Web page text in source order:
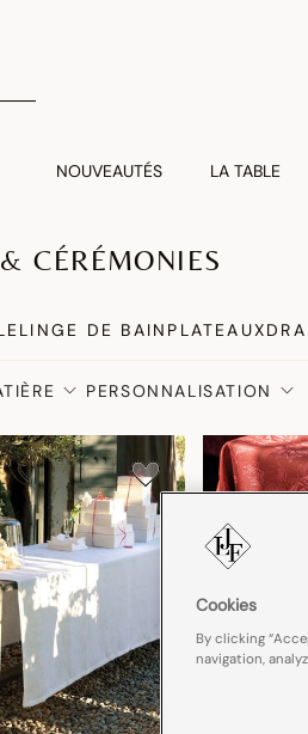
NOUVEAUTÉS LA TABLE
CÉRÉMONIES
LINGE DE BAIN PLATEAUX
PERSONNALISATION
Cookies
By clicking
navigation,